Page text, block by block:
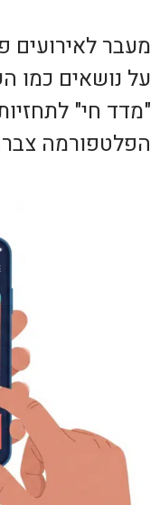
מעבר לאירועים
"מדד חי"
הפלטפורמה